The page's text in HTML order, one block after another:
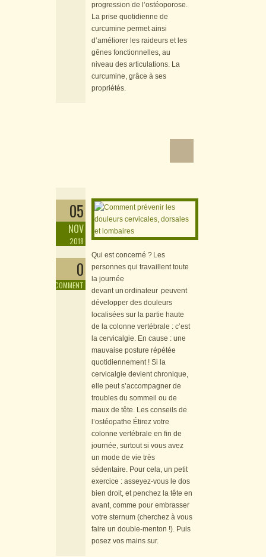
progression de l’ostéoporose.
La prise quotidienne de
curcumine permet ainsi
d’améliorer les raideurs et les
gênes fonctionnelles, au
niveau des articulations. La
curcumine, grâce à ses
propriétés.
05
NOV
2018
0
COMMENT
Qui est concerné ? Les
personnes qui travaillent toute
la journée
devant un ordinateur peuvent
développer des douleurs
localisées sur la partie haute
de la colonne vertébrale : c’est
la cervicalgie. En cause : une
mauvaise posture répétée
quotidiennement ! Si la
cervicalgie devient chronique,
elle peut s’accompagner de
troubles du sommeil ou de
maux de tête. Les conseils de
l’ostéopathe Étirez votre
colonne vertébrale en fin de
journée, surtout si vous avez
un mode de vie très
sédentaire. Pour cela, un petit
exercice : asseyez-vous le dos
bien droit, et penchez la tête en
avant, comme pour embrasser
votre sternum (cherchez à vous
faire un double-menton !). Puis
posez vos mains sur.